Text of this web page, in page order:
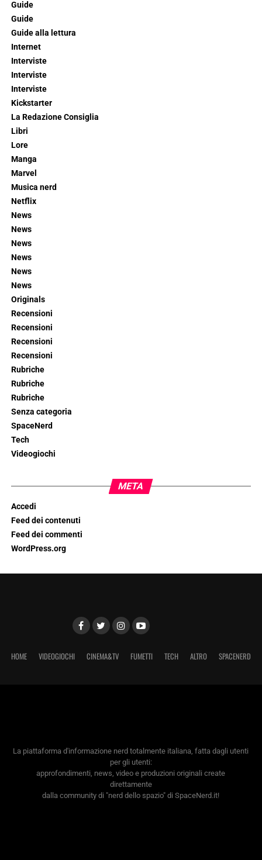
Guide
Guide
Guide alla lettura
Internet
Interviste
Interviste
Interviste
Kickstarter
La Redazione Consiglia
Libri
Lore
Manga
Marvel
Musica nerd
Netflix
News
News
News
News
News
News
Originals
Recensioni
Recensioni
Recensioni
Recensioni
Rubriche
Rubriche
Rubriche
Senza categoria
SpaceNerd
Tech
Videogiochi
META
Accedi
Feed dei contenuti
Feed dei commenti
WordPress.org
HOME VIDEOGIOCHI CINEMA&TV FUMETTI TECH ALTRO SPACENERD
La piattaforma d'informazione nerd totalmente italiana, fatta dagli utenti
per gli utenti:
approfondimenti, news, video e produzioni originali create
direttamente
dalla community di "nerd dello spazio" di SpaceNerd.it!